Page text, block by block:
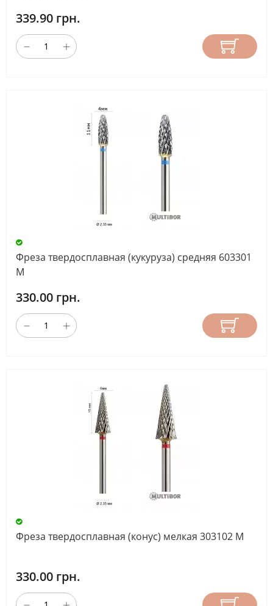
339.90 грн.
Фреза твердосплавная (кукуруза) средняя 603301
М
330.00 грн.
Фреза твердосплавная (конус) мелкая 303102 М
330.00 грн.